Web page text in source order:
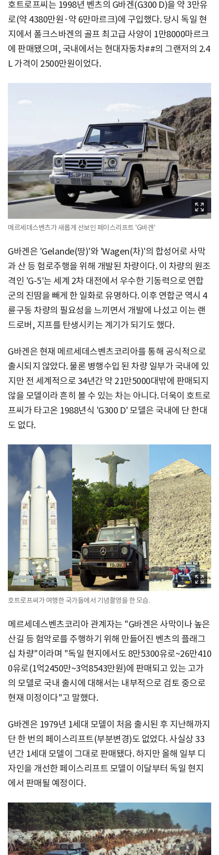
호트로프씨는 1998년 벤츠의 G바겐(G300 D)을 약 3만유
로(약 4380만원·약 6만마르크)에 구입했다. 당시 독일 현
지에서 폴크스바겐의 골프 최고급 사양이 1만8000마르크
에 판매됐으며, 국내에서는 현대자동차##의 그랜저의 2.4
L 가격이 2500만원이었다.
메르세데스벤츠가 새롭게 선보인 페이스리프트 'G바겐'
G바겐은 'Gelande(땅)'와 'Wagen(차)'의 합성어로 사막
과 산 등 험로주행을 위해 개발된 차량이다. 이 차량의 원조
격인 'G-5'는 세계 2차 대전에서 우수한 기동력으로 연합
군의 진땀을 빼게 한 일화로 유명하다. 이후 연합군 역시 4
륜구동 차량의 필요성을 느끼면서 개발에 나섰고 이는 랜
드로버, 지프를 탄생시키는 계기가 되기도 했다.
G바겐은 현재 메르세데스벤츠코리아를 통해 공식적으로
출시되지 않았다. 물론 병행수입 된 차량 일부가 국내에 있
지만 전 세계적으로 34년간 약 21만5000대밖에 판매되지
않을 모델이라 흔히 볼 수 있는 차는 아니다. 더욱이 호트로
프씨가 타고온 1988년식 'G300 D' 모델은 국내에 단 한대
도 없다.
호트로프씨가 여행한 국가들에서 기념촬영을 한 모습.
메르세데스벤츠코리아 관계자는 "G바겐은 사막이나 높은
산길 등 험악로를 주행하기 위해 만들어진 벤츠의 플래그
십 차량"이라며 "독일 현지에서도 8만5300유로~26만410
0유로(1억2450만~3억8543만원)에 판매되고 있는 고가
의 모델로 국내 출시에 대해서는 내부적으로 검토 중으로
현재 미정이다"고 말했다.
G바겐은 1979년 1세대 모델이 처음 출시된 후 지난해까지
단 한 번의 페이스리프트(부분변경)도 없었다. 사실상 33
년간 1세대 모델이 그대로 판매됐다. 하지만 올해 일부 디
자인을 개선한 페이스리프트 모델이 이달부터 독일 현지
에서 판매될 예정이다.